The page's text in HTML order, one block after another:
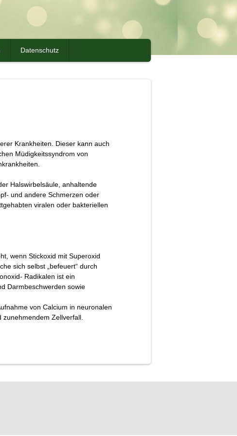
Datenschutz
Krankheiten. Dieser kann auch
Müdigkeitssyndrom von
Halswirbelsäule, anhaltende
und andere Schmerzen oder
viralen oder bakteriellen
wenn Stickoxid mit Superoxid
sich selbst „befeuert“ durch
Radikalen ist ein
Darmbeschwerden sowie
von Calcium in neuronalen
Zellverfall.